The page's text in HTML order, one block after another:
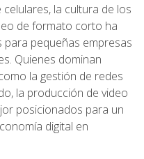
la cultura de los
de formato corto ha
pequeñas empresas
Quienes dominan
la gestión de redes
la producción de video
posicionados para un
digital en